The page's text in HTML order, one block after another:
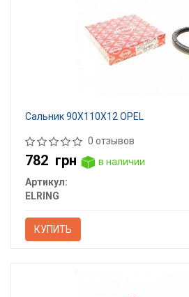
Сальник 90X110X12 OPEL
0 отзывов
782 грн
в наличии
Артикул:
ELRING
КУПИТЬ